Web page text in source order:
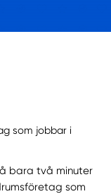
som jobbar i
bara två minuter
som